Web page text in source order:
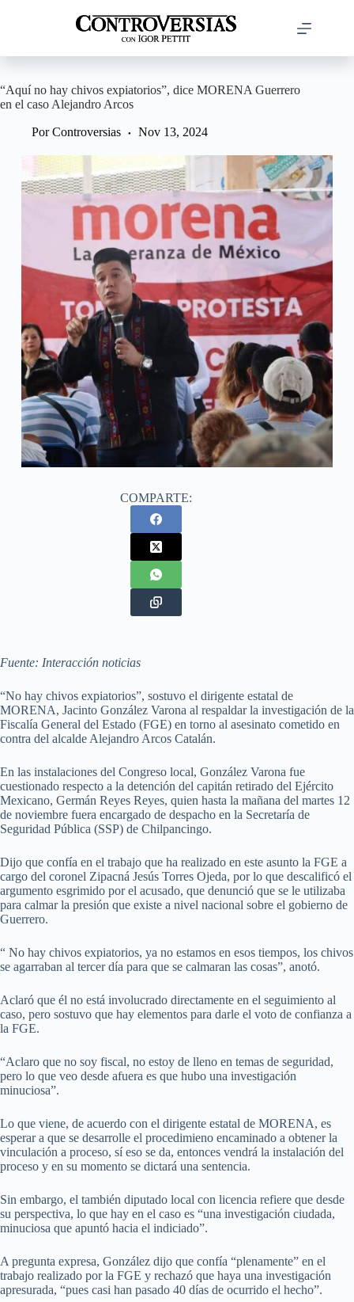
“Aquí no hay chivos expiatorios”, dice MORENA Guerrero
en el caso Alejandro Arcos
Por Controversias Nov 13, 2024
COMPARTE:
Fuente: Interacción noticias
“No hay chivos expiatorios”, sostuvo el dirigente estatal de
MORENA, Jacinto González Varona al respaldar la investigación de la
Fiscalía General del Estado (FGE) en torno al asesinato cometido en
contra del alcalde Alejandro Arcos Catalán.
En las instalaciones del Congreso local, González Varona fue
cuestionado respecto a la detención del capitán retirado del Ejército
Mexicano, Germán Reyes Reyes, quien hasta la mañana del martes 12
de noviembre fuera encargado de despacho en la Secretaría de
Seguridad Pública (SSP) de Chilpancingo.
Dijo que confía en el trabajo que ha realizado en este asunto la FGE a
cargo del coronel Zipacná Jesús Torres Ojeda, por lo que descalificó el
argumento esgrimido por el acusado, que denunció que se le utilizaba
para calmar la presión que existe a nivel nacional sobre el gobierno de
Guerrero.
“ No hay chivos expiatorios, ya no estamos en esos tiempos, los chivos
se agarraban al tercer día para que se calmaran las cosas”, anotó.
Aclaró que él no está involucrado directamente en el seguimiento al
caso, pero sostuvo que hay elementos para darle el voto de confianza a
la FGE.
“Aclaro que no soy fiscal, no estoy de lleno en temas de seguridad,
pero lo que veo desde afuera es que hubo una investigación
minuciosa”.
Lo que viene, de acuerdo con el dirigente estatal de MORENA, es
esperar a que se desarrolle el procedimieno encaminado a obtener la
vinculación a proceso, sí eso se da, entonces vendrá la instalación del
proceso y en su momento se dictará una sentencia.
Sin embargo, el también diputado local con licencia refiere que desde
su perspectiva, lo que hay en el caso es “una investigación ciudada,
minuciosa que apuntó hacia el indiciado”.
A pregunta expresa, González dijo que confía “plenamente” en el
trabajo realizado por la FGE y rechazó que haya una investigación
apresurada, “pues casi han pasado 40 días de ocurrido el hecho”.